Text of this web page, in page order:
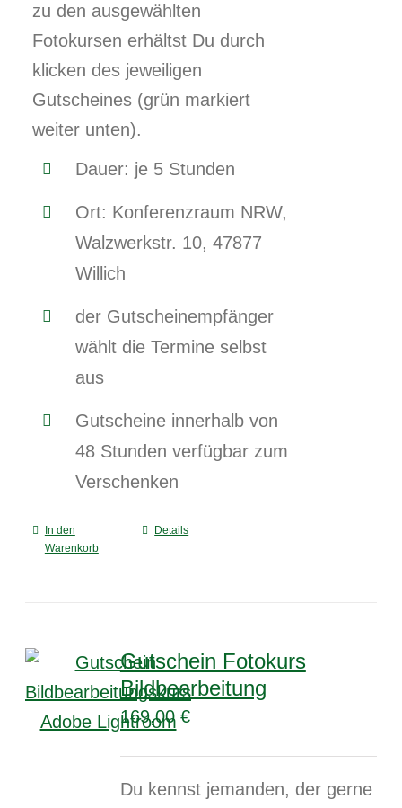
zu den ausgewählten
Fotokursen erhältst Du durch
klicken des jeweiligen
Gutscheines (grün markiert
weiter unten).
Dauer: je 5 Stunden
Ort: Konferenzraum NRW,
Walzwerkstr. 10, 47877
Willich
der Gutscheinempfänger
wählt die Termine selbst
aus
Gutscheine innerhalb von
48 Stunden verfügbar zum
Verschenken
In den
Warenkorb
Details
Gutschein Fotokurs
Bildbearbeitung
169,00 €
Du kennst jemanden, der gerne